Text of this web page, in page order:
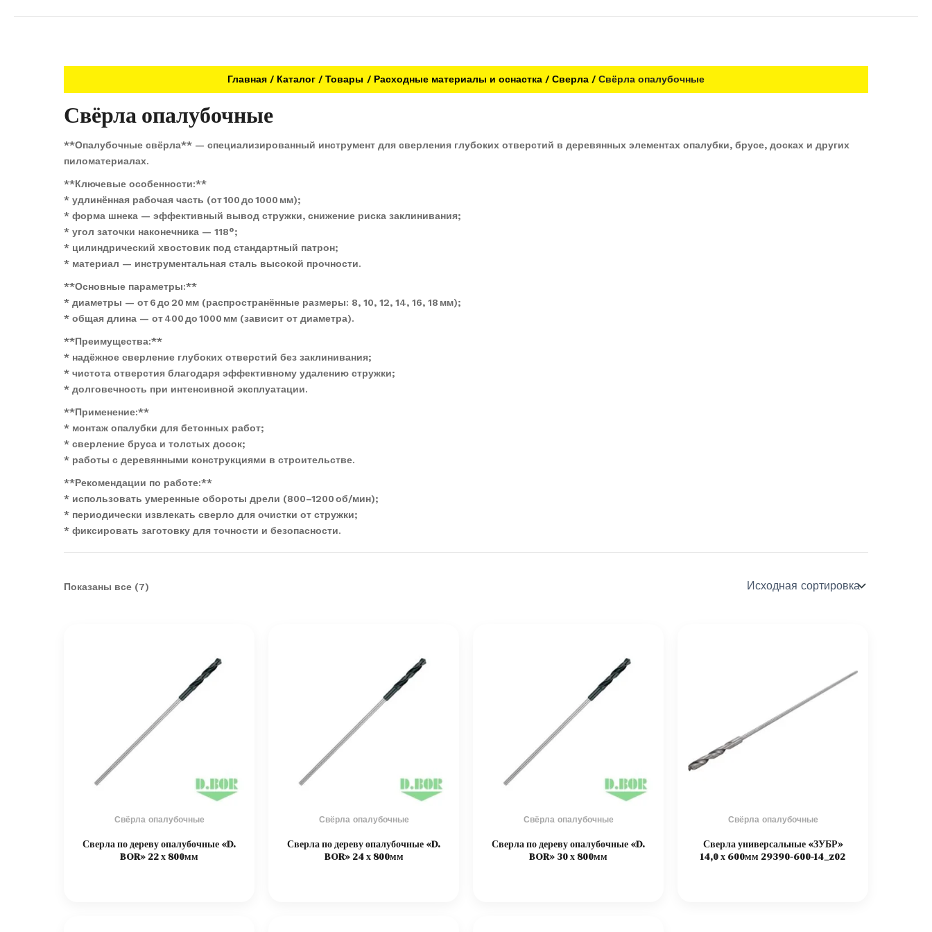
Главная Каталог Товары Расходные материалы и оснастка Сверла Свёрла опалубочные
Свёрла опалубочные
**Опалубочные свёрла** — специализированный инструмент для сверления глубоких отверстий в деревянных элементах опалубки, брусе, досках и других
пиломатериалах.
**Ключевые особенности:**
* удлинённая рабочая часть (от 100 до 1000 мм);
* форма шнека — эффективный вывод стружки, снижение риска заклинивания;
* угол заточки наконечника — 118°;
* цилиндрический хвостовик под стандартный патрон;
* материал — инструментальная сталь высокой прочности.
**Основные параметры:**
* диаметры — от 6 до 20 мм (распространённые размеры: 8, 10, 12, 14, 16, 18 мм);
* общая длина — от 400 до 1000 мм (зависит от диаметра).
**Преимущества:**
* надёжное сверление глубоких отверстий без заклинивания;
* чистота отверстия благодаря эффективному удалению стружки;
* долговечность при интенсивной эксплуатации.
**Применение:**
* монтаж опалубки для бетонных работ;
* сверление бруса и толстых досок;
* работы с деревянными конструкциями в строительстве.
**Рекомендации по работе:**
* использовать умеренные обороты дрели (800–1200 об/мин);
* периодически извлекать сверло для очистки от стружки;
* фиксировать заготовку для точности и безопасности.
Показаны все (7)
Свёрла опалубочные
Сверла по дереву опалубочные «D.
BOR» 22 х 800мм
Свёрла опалубочные
Сверла по дереву опалубочные «D.
BOR» 24 х 800мм
Свёрла опалубочные
Сверла по дереву опалубочные «D.
BOR» 30 х 800мм
Свёрла опалубочные
Сверла универсальные «ЗУБР»
14,0 х 600мм 29390-600-14_z02